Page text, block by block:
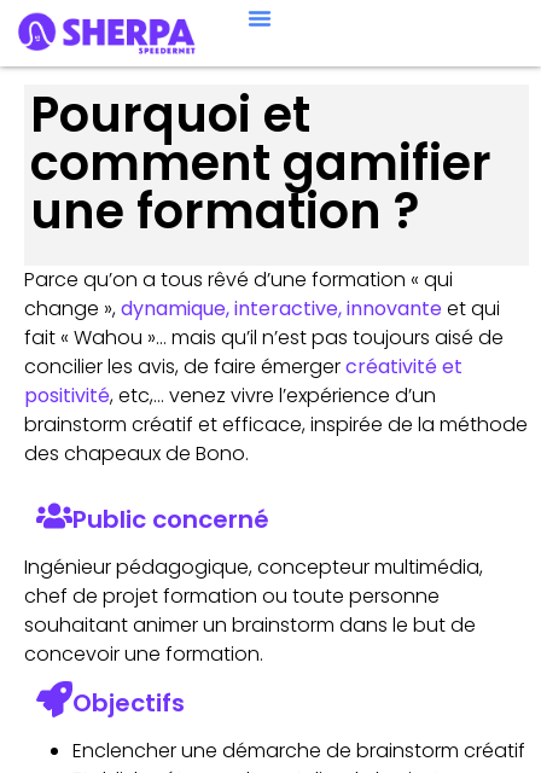
Pourquoi et
comment gamifier
une formation ?
Parce qu’on a tous rêvé d’une formation « qui
change »,dynamique, interactive, innovanteet qui
fait « Wahou »… mais qu’il n’est pas toujours aisé de
concilier les avis, de faire émergercréativité et
positivité, etc,… venez vivre l’expérience d’un
brainstorm créatif et efficace, inspirée de la méthode
des chapeaux de Bono.
Public concerné
Ingénieur pédagogique, concepteur multimédia,
chef de projet formation ou toute personne
souhaitant animer un brainstorm dans le but de
concevoir une formation.
Objectifs
Enclencher une démarche de brainstorm créatif